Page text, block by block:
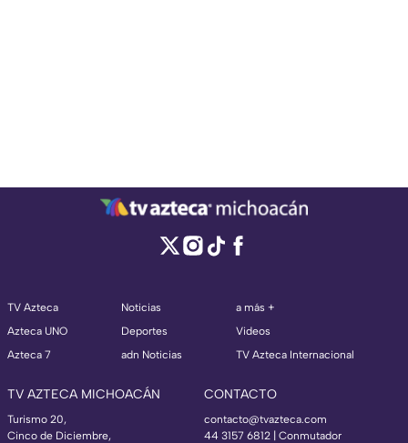
TV Azteca
Azteca UNO
Azteca 7
Noticias
Deportes
adn Noticias
a más +
Videos
TV Azteca Internacional
TV AZTECA MICHOACÁN
Turismo 20,
Cinco de Diciembre,
CONTACTO
contacto@tvazteca.com
44 3157 6812 | Conmutador